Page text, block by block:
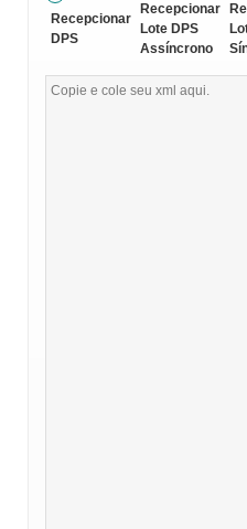
Recepcionar
DPS
Recepcionar
Lote DPS
Assíncrono